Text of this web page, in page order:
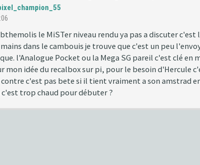
le MiSTer niveau rendu ya pas a discuter
dans le cambouis je trouve que c'est un peu
l'Analogue Pocket ou la Mega SG pareil c'est clé en
mon idée du recalbox sur pi, pour le besoin d'Hercule
contre c'est pas bete si il tient vraiment a son amstrad
trop chaud pour débuter ?